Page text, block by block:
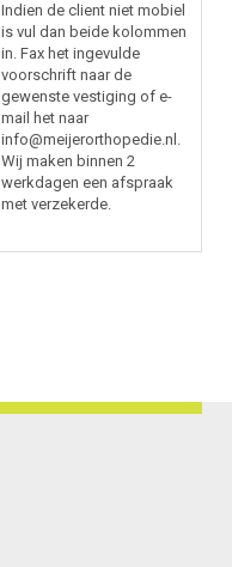
Indien de client niet mobiel
is vul dan beide kolommen
in. Fax het ingevulde
voorschrift naar de
gewenste vestiging of e-
mail het naar
info@meijerorthopedie.nl.
Wij maken binnen 2
werkdagen een afspraak
met verzekerde.